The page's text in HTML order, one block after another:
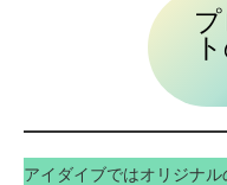
アイダイブではオリジナ